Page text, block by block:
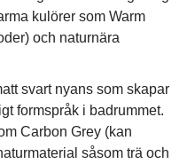
kulörer som Warm
och naturnära
svart nyans som skapar
formspråk i badrummet.
Carbon Grey (kan
såsom trä och